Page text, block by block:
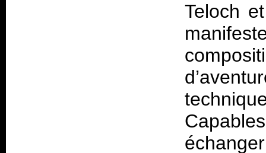
Teloch